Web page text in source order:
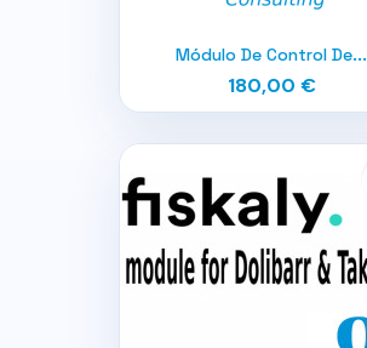
Módulo De Control De...
180,00 €